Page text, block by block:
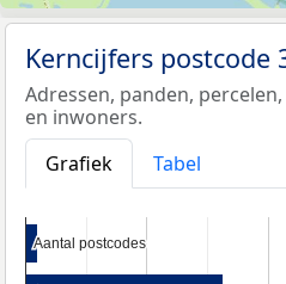
Kerncijfers postcode
Adressen, panden,
en inwoners.
Grafiek
Tabel
Aantal postcodes
Aantal postcodes